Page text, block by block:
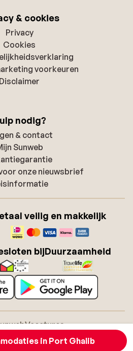
in Port Ghalib
& cookies
Privacy
Cookies
voorkeuren
Disclaimer
nodig?
& contact
Sunweb
onze nieuwsbrief
veilig en makkelijk
bijDuurzaamheid
Vacatures
zonvakanties
DisclaimerSitemap